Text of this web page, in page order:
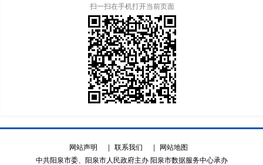
扫一扫在手机打开当前页面
网站声明 联系我们
网站地图
中共阳泉市委、阳泉市人民政府主办 阳泉市数据服务中心承办